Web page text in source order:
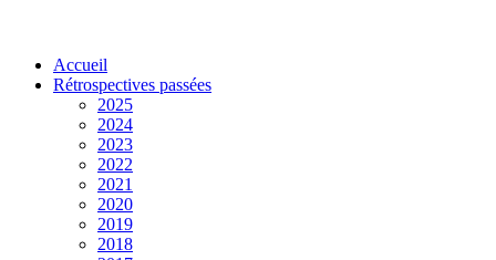
Accueil
Rétrospectives passées
2025
2024
2023
2022
2021
2020
2019
2018